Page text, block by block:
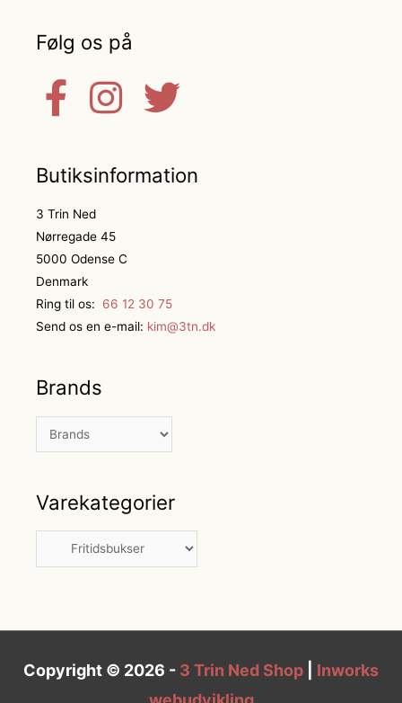
Følg os på
Butiksinformation
3 Trin Ned
Nørregade 45
5000 Odense C
Denmark
Ring til os:
66 12 30 75
Send os en e-mail: kim@3tn.dk
Brands
Varekategorier
Copyright © 2026 - 3 Trin Ned Shop
Inworks